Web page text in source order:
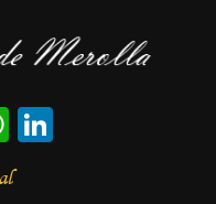
WhatsApp